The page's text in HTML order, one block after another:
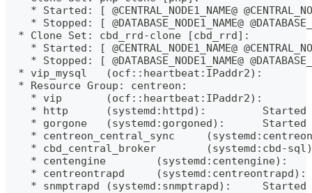
* Started: [ @CENTRAL_NODE1_NAME@
* Stopped: [ @DATABASE_NODE1_NAME@
  * Clone Set: cbd_rrd-clone [cbd_rrd]:
* Started: [ @CENTRAL_NODE1_NAME@
* Stopped: [ @DATABASE_NODE1_NAME@
* vip_mysql   (ocf::heartbeat:IPaddr2):
  * Resource Group: centreon:
* vip       (ocf::heartbeat:IPaddr2):
* http      (systemd:httpd):         Started
* gorgone   (systemd:gorgoned):      Started
* centreon_central_sync
* cbd_central_broker        (systemd:cbd-
* centengine        (systemd:centengine):
* centreontrapd
* snmptrapd (systemd:snmptrapd):     Started